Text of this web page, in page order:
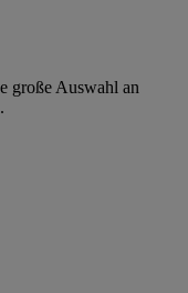
große Auswahl an